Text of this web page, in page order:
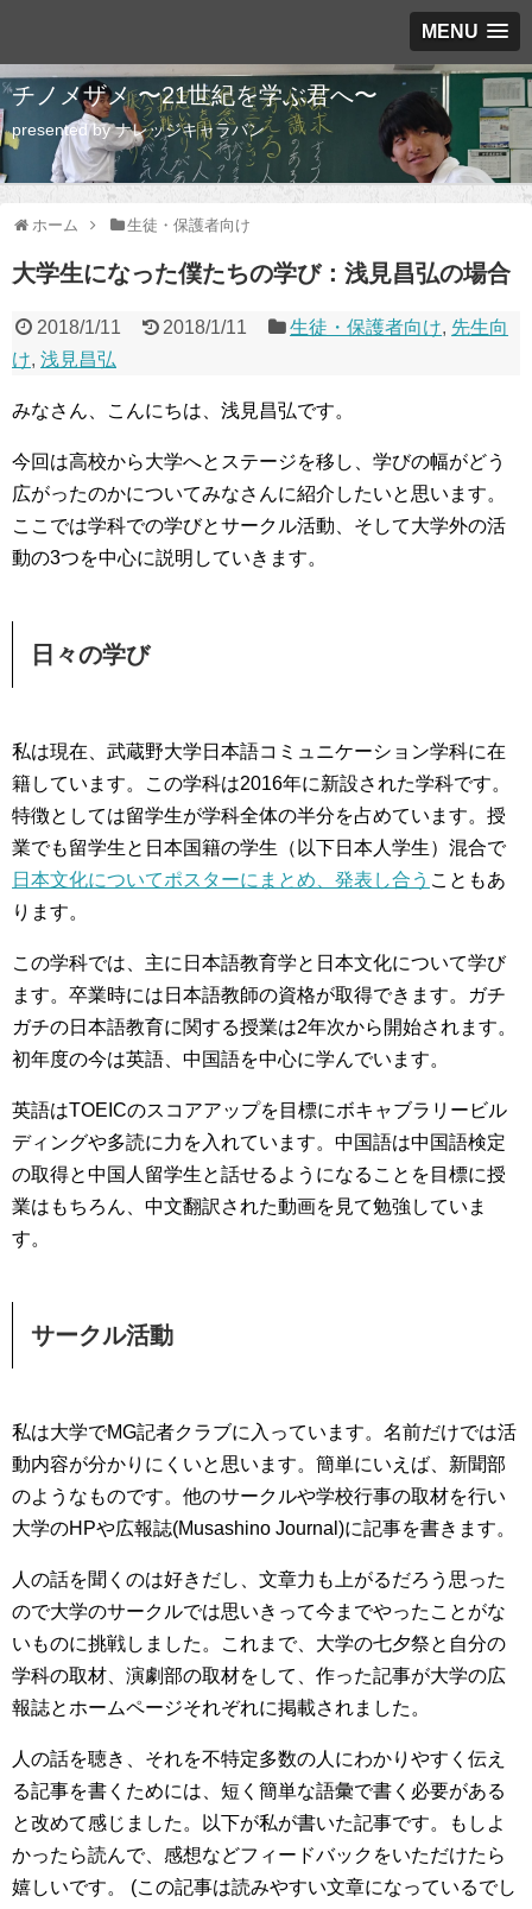
MENU
チノメザメ 〜21世紀を学ぶ君へ〜
presented by ナレッジキャラバン
ホーム 生徒・保護者向け
大学生になった僕たちの学び：浅見昌弘の場合
2018/1/11 2018/1/11 生徒・保護者向け, 先生向
け, 浅見昌弘
みなさん、こんにちは、浅見昌弘です。
今回は高校から大学へとステージを移し、学びの幅がどう
広がったのかについてみなさんに紹介したいと思います。
ここでは学科での学びとサークル活動、そして大学外の活
動の3つを中心に説明していきます。
日々の学び
私は現在、武蔵野大学日本語コミュニケーション学科に在
籍しています。この学科は2016年に新設された学科です。
特徴としては留学生が学科全体の半分を占めています。授
業でも留学生と日本国籍の学生（以下日本人学生）混合で
日本文化についてポスターにまとめ、発表し合う こともあ
ります。
この学科では、主に日本語教育学と日本文化について学び
ます。卒業時には日本語教師の資格が取得できます。ガチ
ガチの日本語教育に関する授業は2年次から開始されます。
初年度の今は英語、中国語を中心に学んでいます。
英語はTOEICのスコアアップを目標にボキャブラリービル
ディングや多読に力を入れています。中国語は中国語検定
の取得と中国人留学生と話せるようになることを目標に授
業はもちろん、中文翻訳された動画を見て勉強していま
す。
サークル活動
私は大学でMG記者クラブに入っています。名前だけでは活
動内容が分かりにくいと思います。簡単にいえば、新聞部
のようなものです。他のサークルや学校行事の取材を行い
大学のHPや広報誌(Musashino Journal)に記事を書きます。
人の話を聞くのは好きだし、文章力も上がるだろう思った
ので大学のサークルでは思いきって今までやったことがな
いものに挑戦しました。これまで、大学の七夕祭と自分の
学科の取材、演劇部の取材をして、作った記事が大学の広
報誌とホームページそれぞれに掲載されました。
人の話を聴き、それを不特定多数の人にわかりやすく伝え
る記事を書くためには、短く簡単な語彙で書く必要がある
と改めて感じました。以下が私が書いた記事です。もしよ
かったら読んで、感想などフィードバックをいただけたら
嬉しいです。 (この記事は読みやすい文章になっているでし